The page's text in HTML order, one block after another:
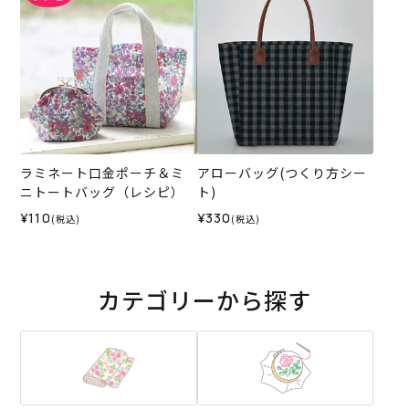
ラミネート口金ポーチ＆ミ
ニトートバッグ（レシピ）
¥110 (税込)
アローバッグ(つくり方シー
ト)
¥330 (税込)
カテゴリーから探す